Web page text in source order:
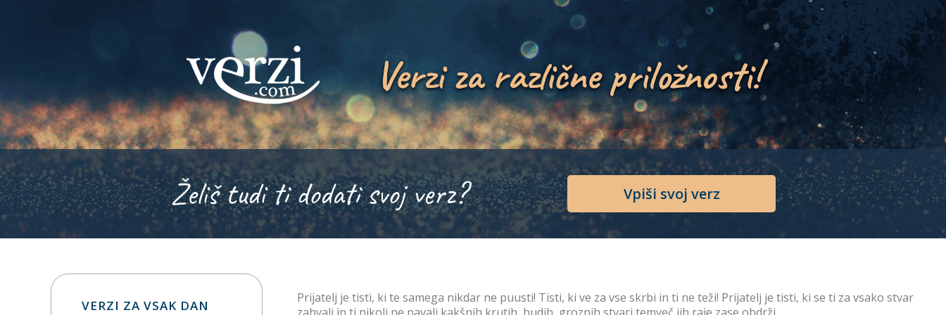
Verzi za različne priložnosti!
Želiš tudi ti dodati svoj verz? Vpiši svoj verz
Prijatelj je tisti, ki te samega nikdar ne puusti! Tisti, ki ve za vse skrbi in ti ne teži! Prijatelj je tisti, ki se ti za vsako stvar
VERZI ZA VSAK DAN